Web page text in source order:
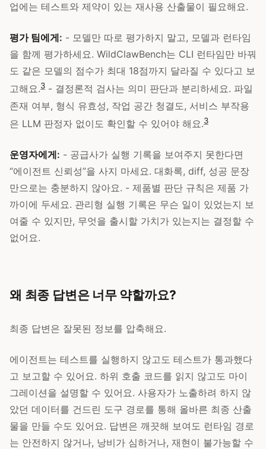
업에는 테스트와 제약이 있는 재사용 산출물이 필요해요.
평가 팀에게: - 모델만 따로 평가하지 말고, 모델과 런타임
을 함께 평가하세요. WildClawBench는 CLI 런타임만 바꿔
도 같은 모델의 점수가 최대 18점까지 달라질 수 있다고 보
고해요.3 - 결정론적 검사는 의미 판단과 분리하세요. 파일
존재 여부, 형식 유효성, 작업 공간 청결도, 서비스 부작용
은 LLM 판정자 없이도 확인할 수 있어야 해요.3
운영자에게: - 공급사가 실행 기록을 보여주지 못한다면
“에이전트 신뢰성”을 사지 마세요. 대화록, diff, 성공 문장
만으로는 충분하지 않아요. - 제품별 판단 규칙은 제품 가
까이에 두세요. 관리형 실행 기록은 무슨 일이 있었는지 보
여줄 수 있지만, 무엇을 출시할 가치가 있는지는 결정할 수
없어요.
왜 최종 답변은 너무 약할까요?
최종 답변은 잘못된 정보를 압축해요.
에이전트는 테스트를 실행하지 않고도 테스트가 통과했다
고 보고할 수 있어요. 하위 호출 코드를 읽지 않고도 마이
그레이션을 설명할 수 있어요. 사용자가 노출하려 하지 않
았던 데이터를 건드린 도구 경로를 통해 올바른 최종 산출
물을 만들 수도 있어요. 답변은 깨끗해 보여도 런타임 경로
는 안전하지 않거나, 낭비가 심하거나, 재현이 불가능할 수